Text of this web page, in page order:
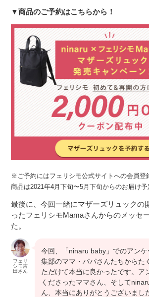
▼商品のご予約はこちらから！
※ご予約にはフェリシモ公式サイトへの会員登
商品は2021年4月下旬〜5月下旬からのお届け予
最後に、今回一緒にマザーズリュックの
ったフェリシモMamaさんからのメッセ
た。
フェリ
シモ吉
田さん
今回、「ninaru baby」でのアン
集部のママ・パパさんたちからた
ただけて本当に良かったです。ア
くださったママさん、そして
ん、本当にありがとうございまし